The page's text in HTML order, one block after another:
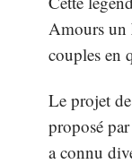
Amours un
couples en
Le projet
proposé par
a connu